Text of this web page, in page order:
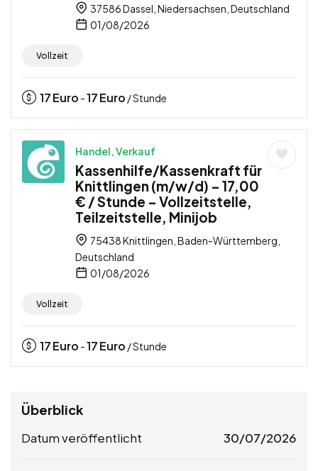
37586 Dassel, Niedersachsen, Deutschland
01/08/2026
Vollzeit
17Euro -17Euro / Stunde
Handel, Verkauf
Kassenhilfe/Kassenkraft für
Knittlingen (m/w/d) – 17,00
€ / Stunde – Vollzeitstelle,
Teilzeitstelle, Minijob
75438 Knittlingen, Baden-Württemberg,
Deutschland
01/08/2026
Vollzeit
17Euro -17Euro / Stunde
Überblick
Datum veröffentlicht 30/07/2026